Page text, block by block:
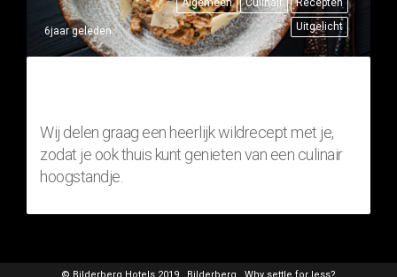
Uitgelicht
6jaar geleden
Wij delen graag een heerlijk wildrecept met je,
zodat je ook thuis kunt genieten van een culinair
hoogstandje.
© Bilderberg Hotels 2019 Bilderberg Why settle for less?